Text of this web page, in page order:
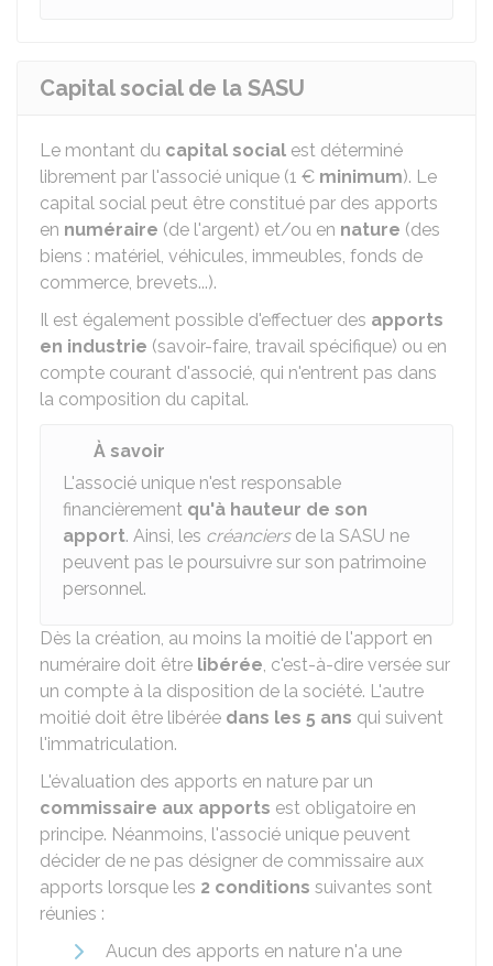
Capital social de la SASU
Le montant du capital social est déterminé
librement par l'associé unique (1 € minimum). Le
capital social peut être constitué par des apports
en numéraire (de l'argent) et/ou en nature (des
biens : matériel, véhicules, immeubles, fonds de
commerce, brevets...).
Il est également possible d'effectuer des apports
en industrie (savoir-faire, travail spécifique) ou en
compte courant d'associé, qui n'entrent pas dans
la composition du capital.
À savoir
L'associé unique n'est responsable
financièrement qu'à hauteur de son
apport. Ainsi, les créanciersde la SASU ne
peuvent pas le poursuivre sur son patrimoine
personnel.
Dès la création, au moins la moitié de l'apport en
numéraire doit être libérée, c'est-à-dire versée sur
un compte à la disposition de la société. L'autre
moitié doit être libérée dans les 5 ans qui suivent
l'immatriculation.
L'évaluation des apports en nature par un
commissaire aux apports est obligatoire en
principe. Néanmoins, l'associé unique peuvent
décider de ne pas désigner de commissaire aux
apports lorsque les 2 conditions suivantes sont
réunies :
Aucun des apports en nature n'a une